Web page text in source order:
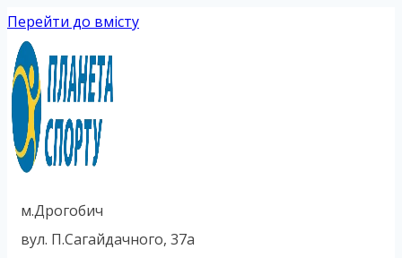
Перейти до вмісту
м.Дрогобич
вул. П.Сагайдачного, 37а